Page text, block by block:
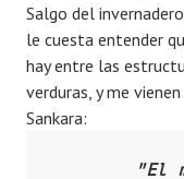
Salgo del
le cuesta entender
hay entre las
verduras, y me
Sankara:
"El